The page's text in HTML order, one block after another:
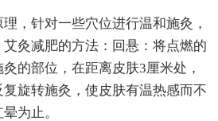
，针对一些穴位进行温和施灸，
灸减肥的方法：回悬：将点燃的
的部位，在距离皮肤3厘米处，
旋转施灸，使皮肤有温热感而不
为止。